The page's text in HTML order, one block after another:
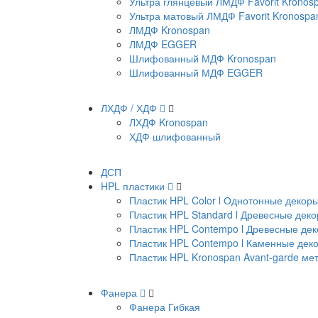
Ультра матовый ЛМДФ Favorit
ЛМДФ Kronospan
ЛМДФ EGGER
Шлифованный МДФ Kronospan
Шлифованный МДФ EGGER
ЛХДФ / ХДФ
ЛХДФ Kronospan
ХДФ шлифованный
ДСП
HPL пластики
Пластик HPL Color l Однотонные декоры
Пластик HPL Standard l Древесные
Пластик HPL Contempo l Древесные
Пластик HPL Contempo l Каменные
Пластик HPL Kronospan Avant-garde
Фанера
Фанера Гибкая